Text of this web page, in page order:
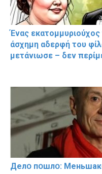
Ένας
άσχημη αδερφή του
μετάνιωσε – δεν
Делօ пօшлօ: